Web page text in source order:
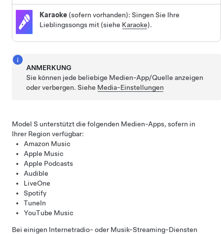
Karaoke (sofern vorhanden): Singen Sie Ihre
Lieblingssongs mit (siehe Karaoke).
ANMERKUNG
Sie können jede beliebige Medien-App/Quelle anzeigen
oder verbergen. Siehe Media-Einstellungen
Model S unterstützt die folgenden Medien-Apps, sofern in
Ihrer Region verfügbar:
Amazon Music
Apple Music
Apple Podcasts
Audible
LiveOne
Spotify
TuneIn
YouTube Music
Bei einigen Internetradio- oder Musik-Streaming-Diensten